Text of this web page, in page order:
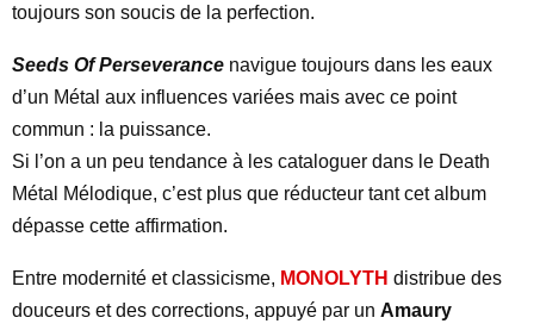
toujours son soucis de la perfection.
Seeds Of Perseverance navigue toujours dans les eaux
d’un Métal aux influences variées mais avec ce point
commun : la puissance.
Si l’on a un peu tendance à les cataloguer dans le Death
Métal Mélodique, c’est plus que réducteur tant cet album
dépasse cette affirmation.
Entre modernité et classicisme, MONOLYTH distribue des
douceurs et des corrections, appuyé par un Amaury